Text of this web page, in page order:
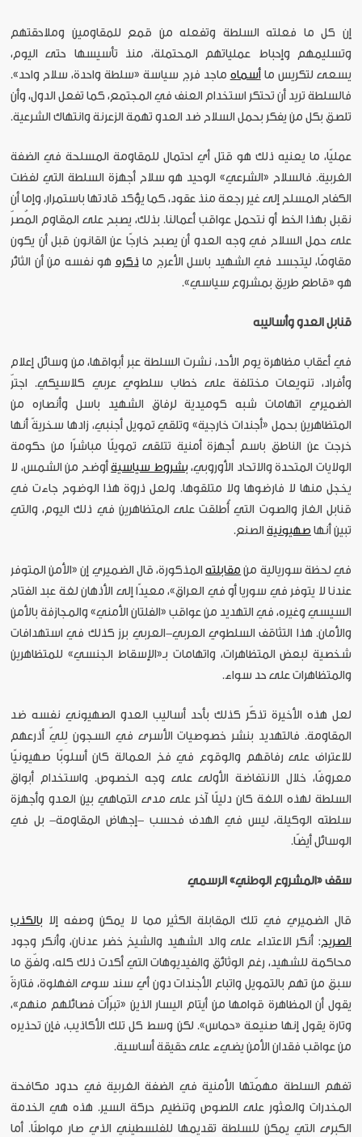
إن كل ما فعلته السلطة وتفعله من قمع للمقاومين وملاحقتهم
وتسليمهم وإحباط عملياتهم المحتملة، منذ تأسيسها حتى اليوم،
يسعى لتكريس ما أسماه ماجد فرج سياسة «سلطة واحدة، سلاح واحد».
فالسلطة تريد أن تحتكر استخدام العنف في المجتمع، كما تفعل الدول، وأن
تلصق بكل من يفكر بحمل السلاح ضد العدو تهمة الزعرنة وانتهاك الشرعية.
عمليًا، ما يعنيه ذلك هو قتل أي احتمال للمقاومة المسلحة في الضفة
الغربية. فالسلاح «الشرعي» الوحيد هو سلاح أجهزة السلطة التي لفظت
الكفاح المسلح إلى غير رجعة منذ عقود، كما يؤكد قادتها باستمرار، وإما أن
نقبل بهذا الخط أو نتحمل عواقب أعمالنا. بذلك، يصبح على المقاوم المُصرّ
على حمل السلاح في وجه العدو أن يصبح خارجًا عن القانون قبل أن يكون
مقاومًا، ليتجسد في الشهيد باسل الأعرج ما ذكره هو نفسه من أن الثائر
هو «قاطع طريق بمشروع سياسي».
قنابل العدو وأساليبه
في أعقاب مظاهرة يوم الأحد، نشرت السلطة عبر أبواقها، من وسائل إعلام
وأفراد، تنويعات مختلفة على خطاب سلطوي عربي كلاسيكي. اجترّ
الضميري اتهامات شبه كوميدية لرفاق الشهيد باسل وأنصاره من
المتظاهرين بحمل «أجندات خارجية» وتلقي تمويل أجنبي، زادها سخريةً أنها
خرجت عن الناطق باسم أجهزة أمنية تتلقى تمويلًا مباشرًا من حكومة
الولايات المتحدة والاتحاد الأوروبي، بشروط سياسيةأوضح من الشمس، لا
يخجل منها لا فارضوها ولا متلقوها. ولعل ذروة هذا الوضوح جاءت في
قنابل الغاز والصوت التي أُطلقت على المتظاهرين في ذلك اليوم، والتي
تبين أنها صهيونية الصنع.
في لحظة سوريالية من مقابلتهالمذكورة، قال الضميري إن «الأمن المتوفر
عندنا لا يتوفر في سوريا أو في العراق»، معيدًا إلى الأذهان لغة عبد الفتاح
السيسي وغيره، في التهديد من عواقب «الفلتان الأمني» والمجازفة بالأمن
والأمان. هذا التثاقف السلطوي العربي-العربي برز كذلك في استهدافات
شخصية لبعض المتظاهرات، واتهامات بـ«الإسقاط الجنسي» للمتظاهرين
والمتظاهرات على حد سواء.
لعل هذه الأخيرة تذكّر كذلك بأحد أساليب العدو الصهيوني نفسه ضد
المقاومة. فالتهديد بنشر خصوصيات الأسرى في السجون لِليّ أذرعهم
للاعتراف على رفاقهم والوقوع في فخ العمالة كان أسلوبًا صهيونيًا
معروفًا، خلال الانتفاضة الأولى على وجه الخصوص. واستخدام أبواق
السلطة لهذه اللغة كان دليلًا آخر على مدى التماهي بين العدو وأجهزة
سلطته الوكيلة، ليس في الهدف فحسب -إجهاض المقاومة- بل في
الوسائل أيضًا.
سقف «المشروع الوطني» الرسمي
قال الضميري في تلك المقابلة الكثير مما لا يمكن وصفه إلا بالكذب
الصريح: أنكر الاعتداء على والد الشهيد والشيخ خضر عدنان، وأنكر وجود
محاكمة للشهيد، رغم الوثائق والفيديوهات التي أكدت ذلك كله، ولفّق ما
سبق من تهم بالتمويل واتباع الأجندات دون أي سند سوى الفهلوة، فتارةً
يقول أن المظاهرة قوامها من أيتام اليسار الذين «تبرّأت فصائلهم منهم»،
وتارة يقول إنها صنيعة «حماس». لكن وسط كل تلك الأكاذيب، فإن تحذيره
من عواقب فقدان الأمن يضيء على حقيقة أساسية.
تفهم السلطة مهمّتها الأمنية في الضفة الغربية في حدود مكافحة
المخدرات والعثور على اللصوص وتنظيم حركة السير. هذه هي الخدمة
الكبرى التي يمكن للسلطة تقديمها للفلسطيني الذي صار مواطنًا. أما